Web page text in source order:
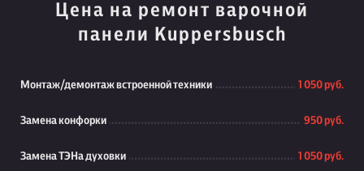
Цена на ремонт варочной
панели Kuppersbusch
Монтаж/демонтаж встроенной техники 1 050 руб.
Замена конфорки 950 руб.
Замена ТЭНа духовки 1 050 руб.